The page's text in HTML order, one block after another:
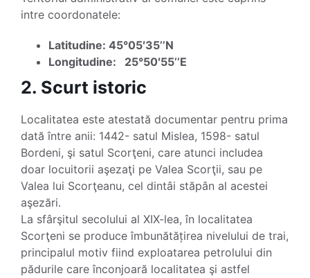
intre coordonatele:
Latitudine: 45°05′35’’N
Longitudine: 25°50′55’’E
2. Scurt istoric
Localitatea este atestată documentar pentru prima
dată între anii: 1442- satul Mislea, 1598- satul
Bordeni, şi satul Scorţeni, care atunci includea
doar locuitorii aşezaţi pe Valea Scorţii, sau pe
Valea lui Scorţeanu, cel dintâi stăpân al acestei
aşezări.
La sfârşitul secolului al XIX-lea, în localitatea
Scorţeni se produce îmbunătățirea nivelului de trai,
principalul motiv fiind exploatarea petrolului din
pădurile care înconjoară localitatea şi astfel